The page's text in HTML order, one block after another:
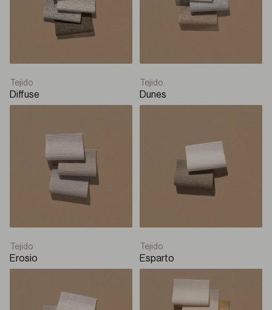
Enrollable con cajón Solar
Enrollable con cajón Solar
Tejido
Diffuse
Tejido
Dunes
Tejido
Erosio
Tejido
Esparto